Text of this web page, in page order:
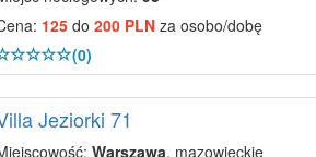
125do 200 PLNza osobo/dobę
(0)
Jeziorki 71
Warszawa, mazowieckie